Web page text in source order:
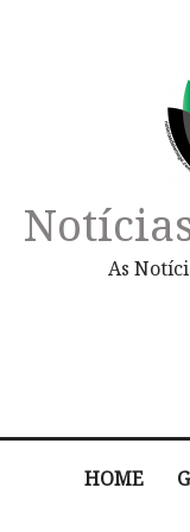
As
HOME